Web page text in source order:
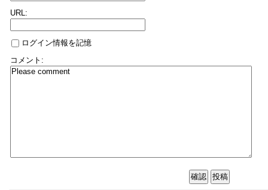
URL:
ログイン情報を記憶
コメント: